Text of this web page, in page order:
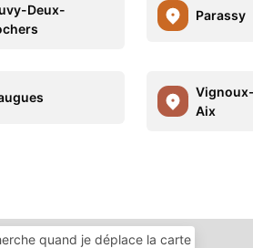
Deux-
Parassy
Aix
quand je déplace la carte